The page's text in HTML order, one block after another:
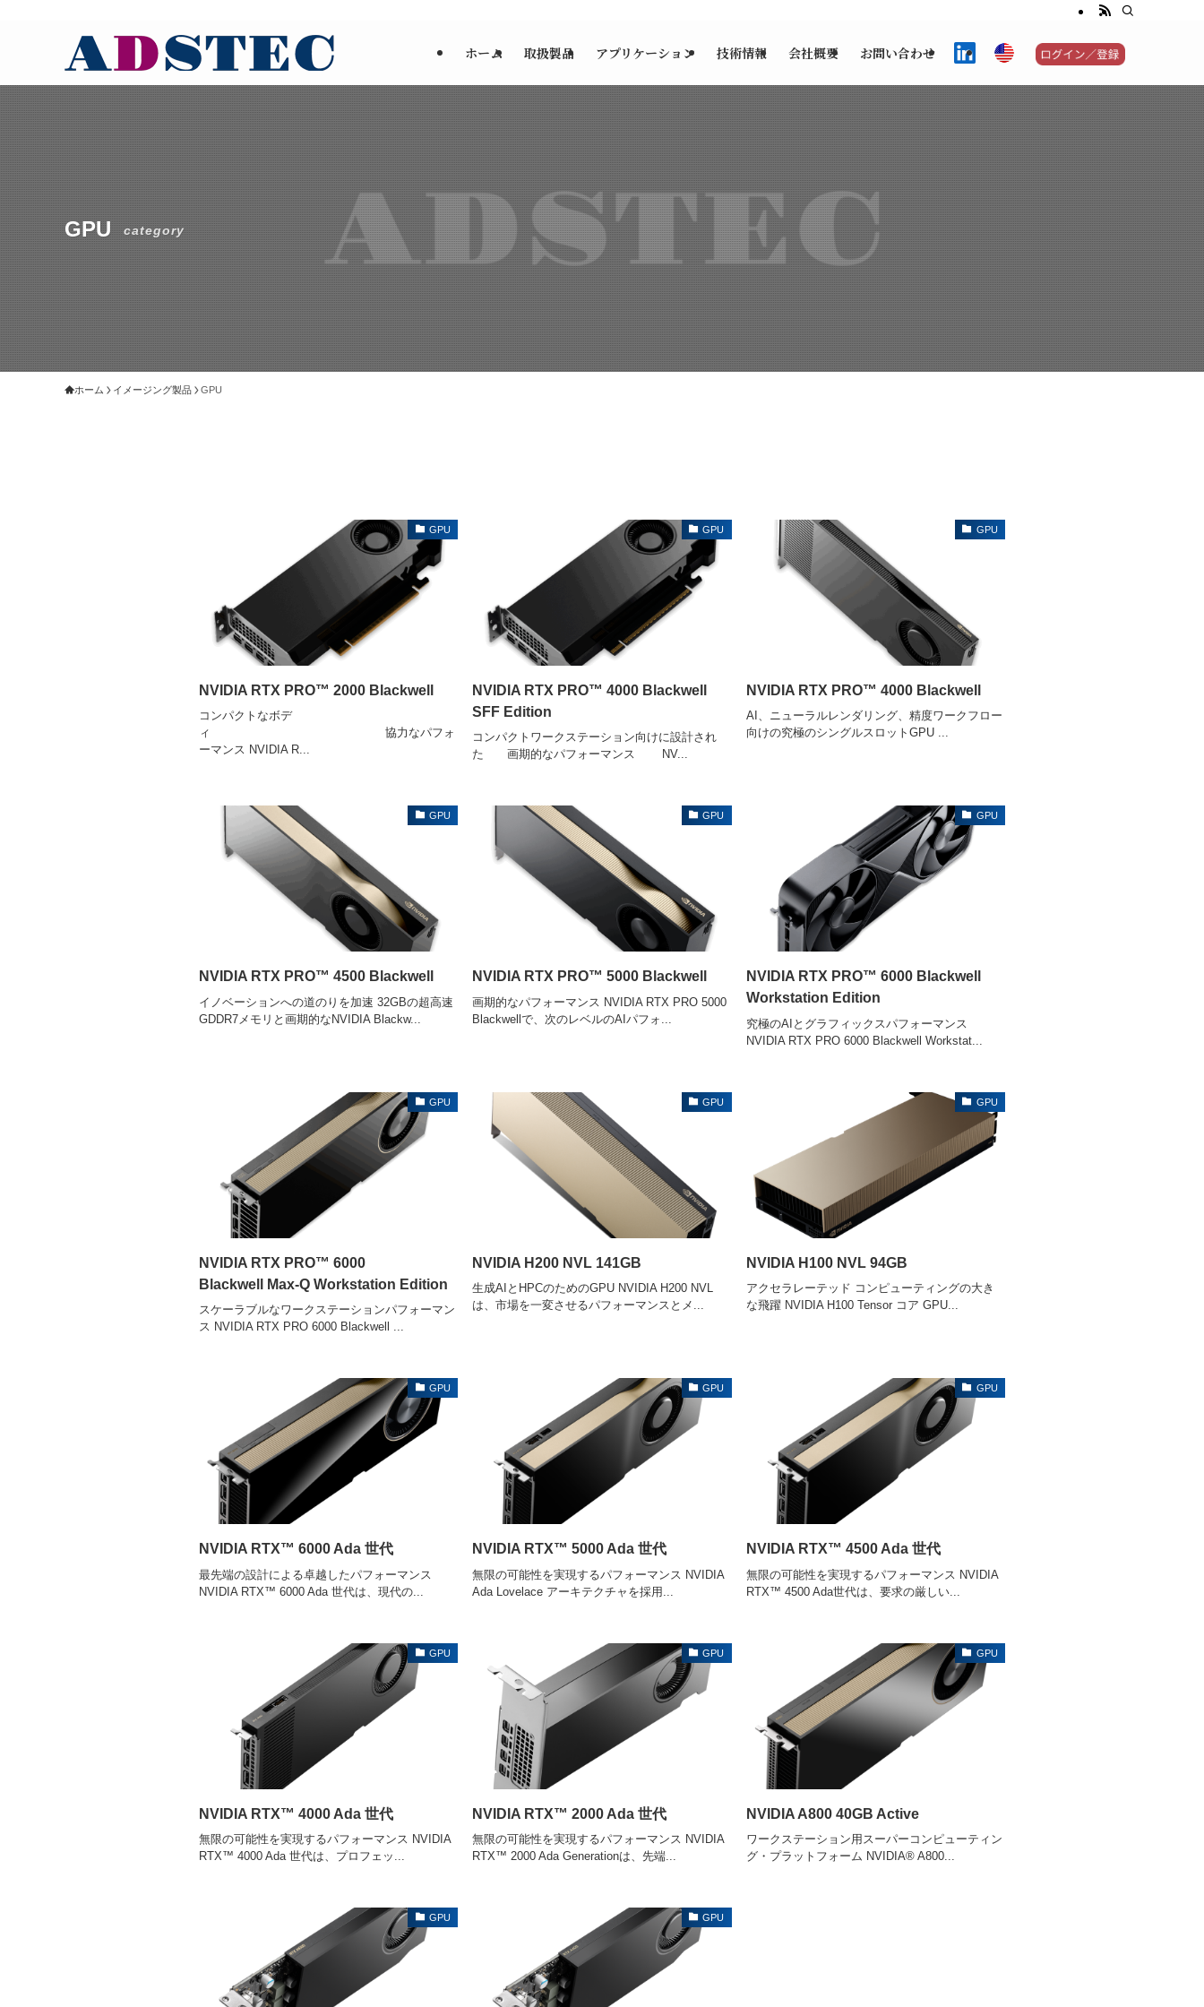
ホーム 取扱製品 アプリケーション 技術情報 会社概要 お問い合わせ
GPU category
ホーム イメージング製品 GPU
GPU
NVIDIA RTX PRO™ 2000 Blackwell
コンパクトなボデ
ィ 協力なパフォ
ーマンス NVIDIA R...
GPU
NVIDIA RTX PRO™ 4000 Blackwell
SFF Edition
コンパクトワークステーション向けに設計され
た 画期的なパフォーマンス NV...
GPU
NVIDIA RTX PRO™ 4000 Blackwell
AI、ニューラルレンダリング、精度ワークフロー
向けの究極のシングルスロットGPU ...
GPU
NVIDIA RTX PRO™ 4500 Blackwell
イノベーションへの道のりを加速 32GBの超高速
GDDR7メモリと画期的なNVIDIA Blackw...
GPU
NVIDIA RTX PRO™ 5000 Blackwell
画期的なパフォーマンス NVIDIA RTX PRO 5000
Blackwellで、次のレベルのAIパフォ...
GPU
NVIDIA RTX PRO™ 6000 Blackwell
Workstation Edition
究極のAIとグラフィックスパフォーマンス
NVIDIA RTX PRO 6000 Blackwell Workstat...
GPU
NVIDIA RTX PRO™ 6000
Blackwell Max-Q Workstation Edition
スケーラブルなワークステーションパフォーマン
ス NVIDIA RTX PRO 6000 Blackwell ...
GPU
NVIDIA H200 NVL 141GB
生成AIとHPCのためのGPU NVIDIA H200 NVL
は、市場を一変させるパフォーマンスとメ...
GPU
NVIDIA H100 NVL 94GB
アクセラレーテッド コンピューティングの大き
な飛躍 NVIDIA H100 Tensor コア GPU...
GPU
NVIDIA RTX™ 6000 Ada 世代
最先端の設計による卓越したパフォーマンス
NVIDIA RTX™ 6000 Ada 世代は、現代の...
GPU
NVIDIA RTX™ 5000 Ada 世代
無限の可能性を実現するパフォーマンス NVIDIA
Ada Lovelace アーキテクチャを採用...
GPU
NVIDIA RTX™ 4500 Ada 世代
無限の可能性を実現するパフォーマンス NVIDIA
RTX™ 4500 Ada世代は、要求の厳しい...
GPU
NVIDIA RTX™ 4000 Ada 世代
無限の可能性を実現するパフォーマンス NVIDIA
RTX™ 4000 Ada 世代は、プロフェッ...
GPU
NVIDIA RTX™ 2000 Ada 世代
無限の可能性を実現するパフォーマンス NVIDIA
RTX™ 2000 Ada Generationは、先端...
GPU
NVIDIA A800 40GB Active
ワークステーション用スーパーコンピューティン
グ・プラットフォーム NVIDIA® A800...
GPU GPU